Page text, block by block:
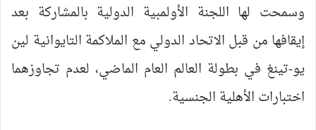
وسمحت لها اللجنة الأولمبية الدولية بالمشاركة بعد
إيقافها من قبل الاتحاد الدولي مع الملاكمة التايوانية لين
يو-تينغ في بطولة العالم العام الماضي، لعدم تجاوزهما
اختبارات الأهلية الجنسية.